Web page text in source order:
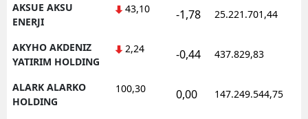
AKSUE AKSU
ENERJI
43,10 -1,78 25.221.701,44
AKYHO AKDENIZ
YATIRIM HOLDING
2,24 -0,44 437.829,83
ALARK ALARKO
HOLDING
100,30 0,00 147.249.544,75